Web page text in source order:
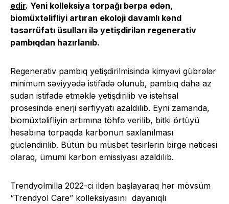
edir. Yeni kolleksiya torpağı bərpa edən,
biomüxtəlifliyi artıran ekoloji davamlı kənd
təsərrüfatı üsulları ilə yetişdirilən regenerativ
pambıqdan hazırlanıb.
Regenerativ pambıq yetişdirilmisində kimyəvi gübrələr
minimum səviyyədə istifadə olunub, pambıq daha az
sudan istifadə etməklə yetişdirilib və istehsal
prosesində enerji sərfiyyatı azaldılıb. Eyni zamanda,
biomüxtəlifliyin artımına töhfə verilib, bitki örtüyü
hesabına torpaqda karbonun saxlanılması
gücləndirilib. Bütün bu müsbət təsirlərin birgə nəticəsi
olaraq, ümumi karbon emissiyası azaldılıb.
Trendyolmilla 2022-ci ildən başlayaraq hər mövsüm
“Trendyol Care” kolleksiyasını dayanıqlı